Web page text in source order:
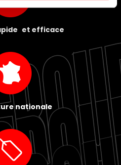
et efficace
nationale